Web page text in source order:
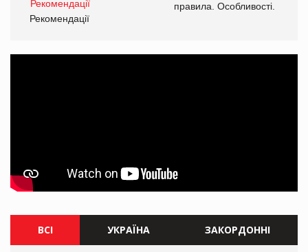
правила. Особливості.
Рекомендації
ВСІ УКРАЇНА ЗАКОРДОННІ